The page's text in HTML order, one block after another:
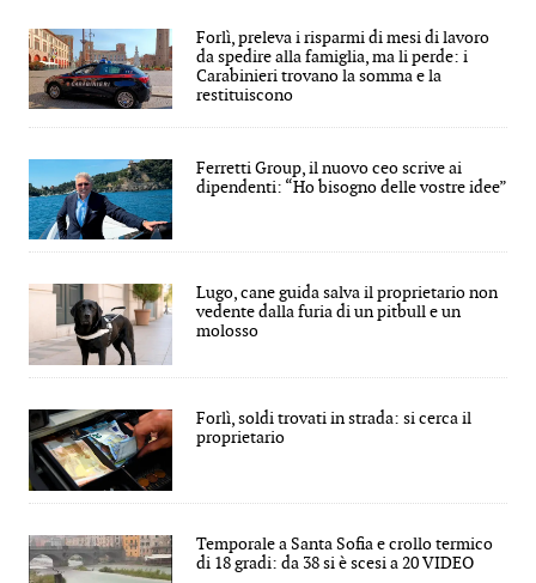
Forlì, preleva i risparmi di mesi di lavoro
da spedire alla famiglia, ma li perde: i
Carabinieri trovano la somma e la
restituiscono
Ferretti Group, il nuovo ceo scrive ai
dipendenti: “Ho bisogno delle vostre idee”
Lugo, cane guida salva il proprietario non
vedente dalla furia di un pitbull e un
molosso
Forlì, soldi trovati in strada: si cerca il
proprietario
Temporale a Santa Sofia e crollo termico
di 18 gradi: da 38 si è scesi a 20 VIDEO